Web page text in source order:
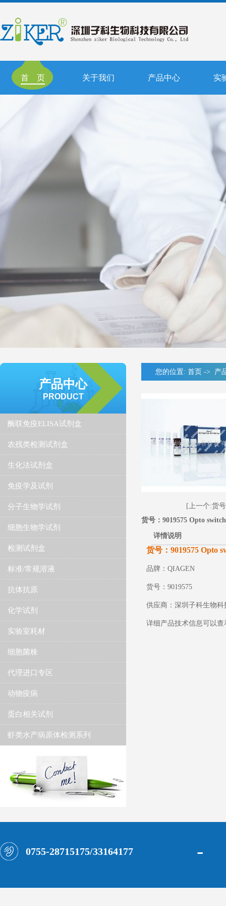
首 页 关于我们 产品中心 实
产品中心
PRODUCT
酶联免疫ELISA试剂盒
农残类检测试剂盒
生化法试剂盒
免疫学及试剂
分子生物学试剂
细胞生物学试剂
检测试剂盒
标准/常规溶液
抗体抗原
化学试剂
实验室耗材
细胞菌株
代理进口专区
动物疫病
蛋白相关试剂
虾类水产病原体检测系列
您的位置: 首页 -> 产
[上一个:货
货号：9019575 Opto
详情说明
货号：9019575 Opto
品牌：QIAGEN
货号： 9019575
供应商：深圳子科生物科
详细产品技术信息可以
0755-28715175/33164177 -